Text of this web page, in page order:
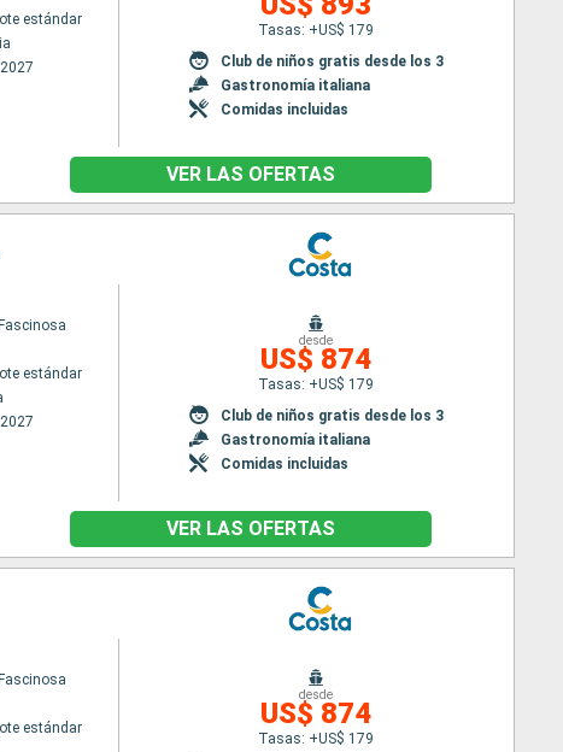
estándar
Tasas: +US$ 179
Club de niños gratis desde los 3
Gastronomía italiana
Comidas incluidas
VER LAS OFERTAS
estándar
desde
US$ 874
Tasas: +US$ 179
Club de niños gratis desde los 3
Gastronomía italiana
Comidas incluidas
VER LAS OFERTAS
estándar
desde
US$ 874
Tasas: +US$ 179